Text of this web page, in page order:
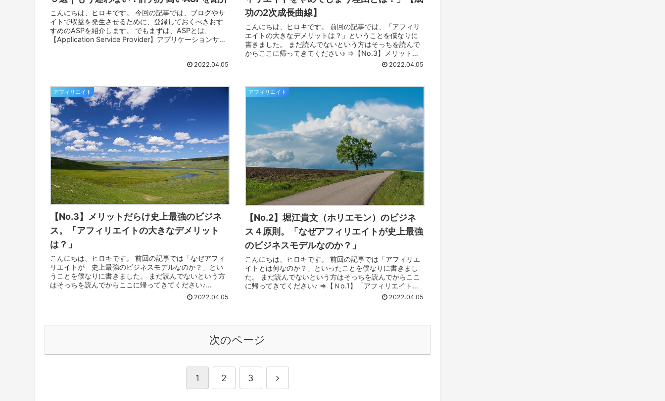
こんにちは、ヒロキです。 今回の記事では、ブログやサ
イトで収益を発生させるために、登録しておくべきおす
すめのASPを紹介します。 でもまずは、ASPとは、
【Application Service Provider】アプリケーションサー
2022.04.05
功の2次成長曲線】
こんにちは、ヒロキです。 前回の記事では、「アフィリ
エイトの大きなデメリットは？」ということを僕なりに
書きました。 まだ読んでないという方はそっちを読んで
からここに帰ってきてください♪ ⇒【No.3】メリットだ
2022.04.05
アフィリエイト
【No.3】メリットだらけ史上最強のビジネ
ス。「アフィリエイトの大きなデメリット
は？」
こんにちは、ヒロキです。 前回の記事では「なぜアフィ
リエイトが 史上最強のビジネスモデルなのか？」とい
うことを僕なりに書きました。 まだ読んでないという方
はそっちを読んでからここに帰ってきてください♪
2022.04.05
アフィリエイト
【No.2】堀江貴文（ホリエモン）のビジネ
ス４原則。「なぜアフィリエイトが史上最強
のビジネスモデルなのか？」
こんにちは、ヒロキです。 前回の記事では「アフィリエ
イトとは何なのか？」といったことを僕なりに書きまし
た。 まだ読んでないという方はそっちを読んでからここ
に帰ってきてください♪ ⇒【Ｎo.1】「アフィリエイト」
2022.04.05
次のページ
1 2 3 次